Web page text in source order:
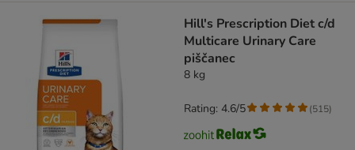
Hill's Prescription Diet c/d
Multicare Urinary Care
piščanec
8 kg
Rating: 4.6/5 (515)